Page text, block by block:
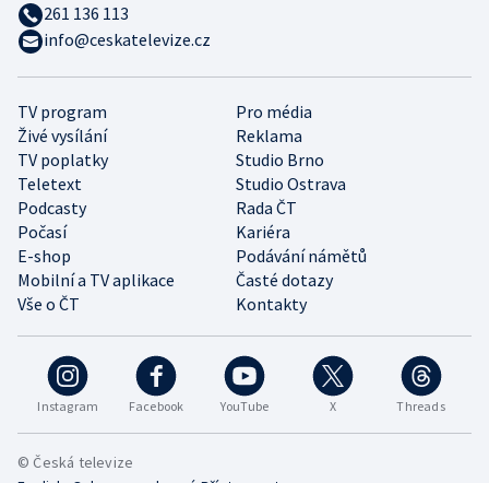
Instagram Facebook YouTube X Threads
TV program
Pro média
Živé vysílání
Reklama
TV poplatky
Studio Brno
Teletext
Studio Ostrava
Podcasty
Rada ČT
Počasí
Kariéra
E-shop
Podávání námětů
Mobilní a TV aplikace
Časté dotazy
Vše o ČT
Kontakty
261 136 113
info@ceskatelevize.cz
© Česká televize